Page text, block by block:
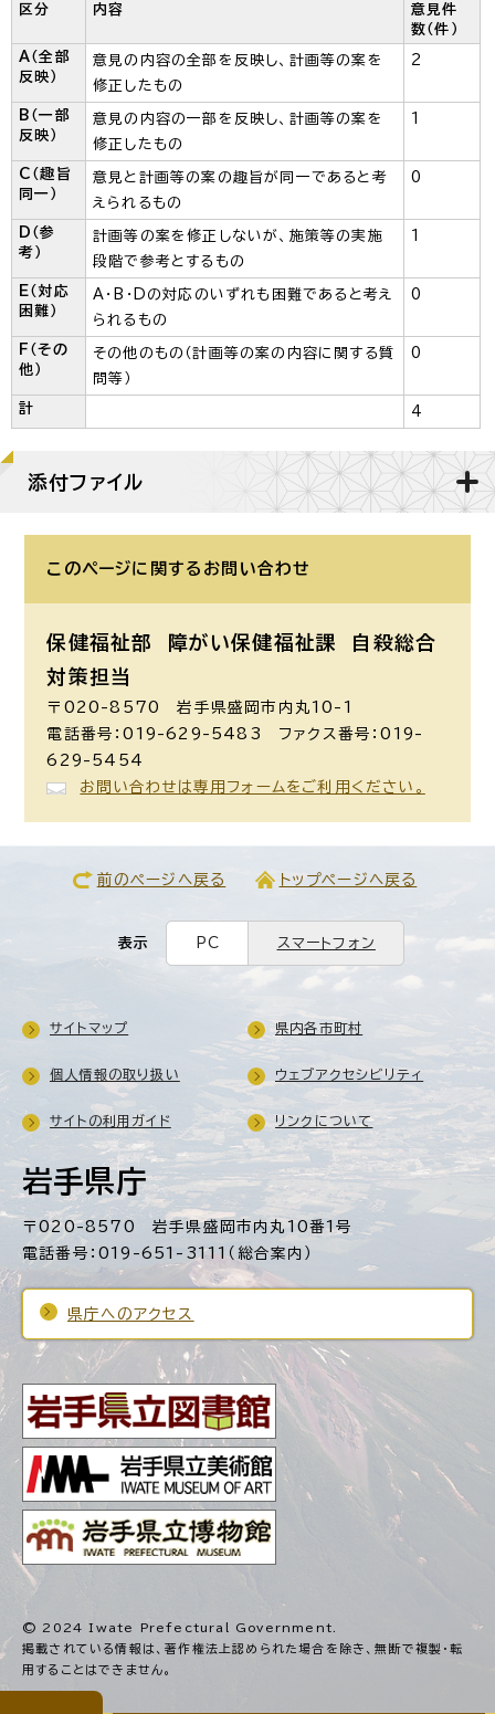
区分 内容
意見件
数（件）
A（全部
反映）
意見の内容の全部を反映し、計画等の案を
修正したもの
2
B（一部
反映）
意見の内容の一部を反映し、計画等の案を
修正したもの
1
C（趣旨
同一）
意見と計画等の案の趣旨が同一であると考
えられるもの
0
D（参
考）
計画等の案を修正しないが、施策等の実施
段階で参考とするもの
1
E（対応
困難）
A・B・Dの対応のいずれも困難であると考え
られるもの
0
F（その
他）
その他のもの（計画等の案の内容に関する質
問等）
0
計 4
添付ファイル
このページに関する お問い合わせ
保健福祉部 障がい保健福祉課
自殺総合
対策担当
〒020-8570 岩手県盛岡市内丸10-1
電話番号：019-629-5483 ファクス番号：019-
629-5454
お問い合わせは専用フォームをご利用ください。
前のページへ戻る トップページへ戻る
表示 PC スマートフォン
岩手県庁
〒020-8570 岩手県盛岡市内丸10番1号
電話番号：019-651-3111（総合案内）
県庁へのアクセス
サイトマップ 県内各市町村
個人情報の取り扱い ウェブアクセシビリティ
サイトの利用ガイド リンクについて
© 2024 Iwate Prefectural Government.
掲載されている情報は、著作権法上認められた場合を除き、無断で複製・転
用することはできません。